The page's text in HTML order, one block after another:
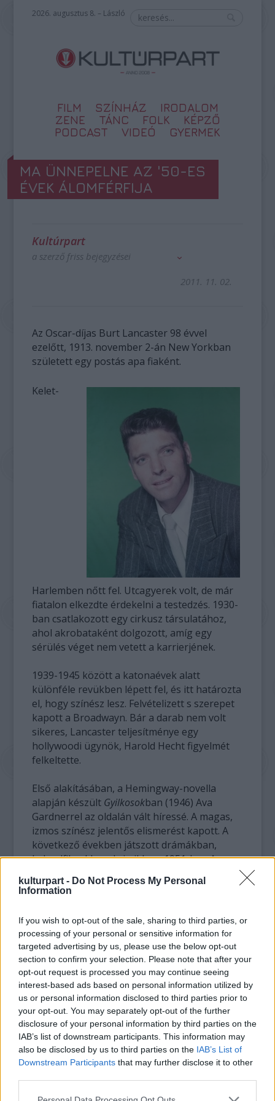
kulturpart - Do Not Process My Personal
Information
If you wish to opt-out of the sale, sharing to third parties, or
processing of your personal or sensitive information for
targeted advertising by us, please use the below opt-out
section to confirm your selection. Please note that after your
opt-out request is processed you may continue seeing
interest-based ads based on personal information utilized by
us or personal information disclosed to third parties prior to
your opt-out. You may separately opt-out of the further
disclosure of your personal information by third parties on the
IAB’s list of downstream participants. This information may
also be disclosed by us to third parties on the IAB’s List of
Downstream Participants that may further disclose it to other
Please note that this website/app uses one or more Google
2026. augusztus 8. – László
FILM SZÍNHÁZ
IRODALOM
ZENE
TÁNC FOLK
KÉPZŐ
PODCAST
VIDEÓ GYERMEK
MA ÜNNEPELNE AZ '50-ES
ÉVEK ÁLOMFÉRFIJA
Kultúrpart
a szerző friss bejegyzései
2011. 11. 02.
Az Oscar-díjas Burt Lancaster 98 évvel
ezelőtt, 1913. november 2-án New Yorkban
született egy postás apa fiaként.
Kelet-
Harlemben nőtt fel. Utcagyerek volt, de már
fiatalon elkezdte érdekelni a testedzés. 1930-
ban csatlakozott egy cirkusz társulatához,
ahol akrobataként dolgozott, amíg egy
sérülés véget nem vetett a karrierjének.
1939-1945 között a katonaévek alatt
különféle revükben lépett fel, és itt határozta
el, hogy színész lesz. Felvételizett s szerepet
kapott a Broadwayn. Bár a darab nem volt
sikeres, Lancaster teljesítménye egy
hollywoodi ügynök, Harold Hecht figyelmét
felkeltette.
Első alakításában, a Hemingway-novella
alapján készült Gyilkosokban (1946) Ava
Gardnerrel az oldalán vált híressé. A magas,
izmos színész jelentős elismerést kapott. A
következő években játszott drámákban,
kalandfilmekben, krimikben. 1951-ben A
vörös kalóz kalandfilm főszereplője volt.
1953-ban játszotta el élete egyik
legemlékezetesebb szerepét aMost és
mindörökkécímű Oscar-díjas filmben.
Két westernfilm következett:Az apacs harcos
(1955) és A kentuckyi vadász(1955).
1956-ban testhezálló szerepben,
akrobataként kapott Ezüst Medve-díjat a
Trapéz ban Tony Curtis és Gina Lollobrigida
oldalán.
Lancaster pályájának tetőpontja az 1950-60-